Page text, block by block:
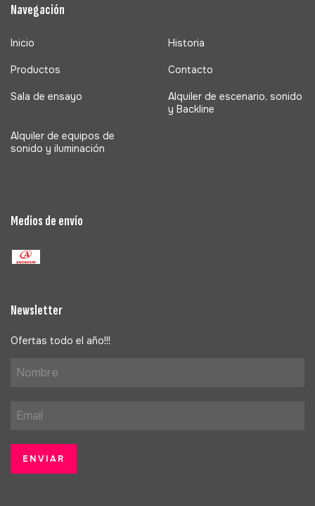
Navegación
Inicio Historia
Productos Contacto
Sala de ensayo
Alquiler de escenario, sonido
y Backline
Alquiler de equipos de
sonido y iluminación
Medios de envío
Newsletter
Ofertas todo el año!!!